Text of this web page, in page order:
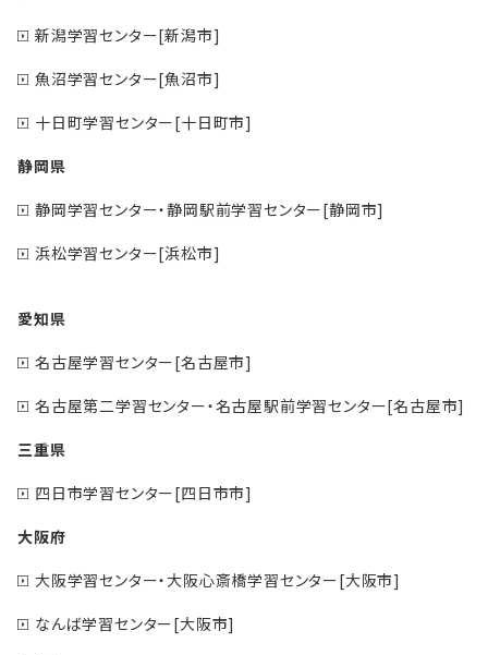
新潟学習センター[新潟市]
魚沼学習センター[魚沼市]
十日町学習センター[十日町市]
静岡県
静岡学習センター・静岡駅前学習センター[静岡市]
浜松学習センター[浜松市]
愛知県
名古屋学習センター[名古屋市]
名古屋第二学習センター・名古屋駅前学習センター[名古屋市]
三重県
四日市学習センター[四日市市]
大阪府
大阪学習センター・大阪心斎橋学習センター[大阪市]
なんば学習センター[大阪市]